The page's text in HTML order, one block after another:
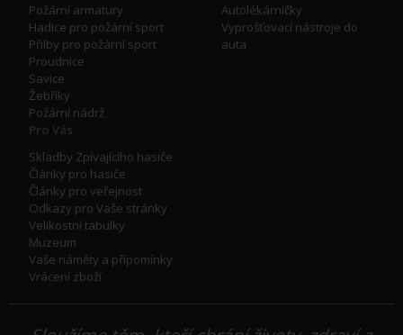
Požární armatury
Hadice pro požární sport
Přilby pro požární sport
Proudnice
Savice
Žebříky
Požární nádrž
Autolékárničky
Vyprošťovací nástroje do
auta
Pro Vás
Skladby Zpívajícího hasiče
Články pro hasiče
Články pro veřejnost
Odkazy pro Vaše stránky
Velikostní tabulky
Muzeum
Vaše náměty a přípomínky
Vrácení zboží